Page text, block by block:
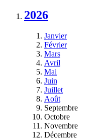
2026
Janvier
Février
Mars
Avril
Mai
Juin
Juillet
Août
Septembre
Octobre
Novembre
Décembre